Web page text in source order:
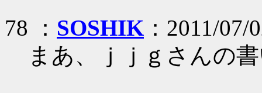
78 ： SOSHIK ：2011/
まあ、ｊｊｇさんの